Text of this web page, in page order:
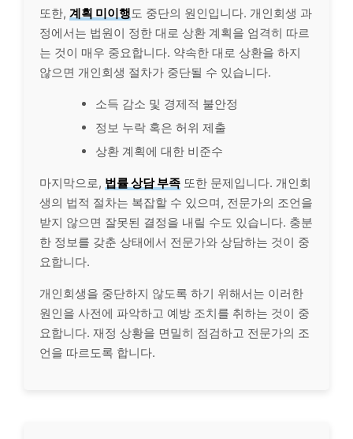
또한, 계획 미이행도 중단의 원인입니다. 개인회생 과
정에서는 법원이 정한 대로 상환 계획을 엄격히 따르
는 것이 매우 중요합니다. 약속한 대로 상환을 하지
않으면 개인회생 절차가 중단될 수 있습니다.
소득 감소 및 경제적 불안정
정보 누락 혹은 허위 제출
상환 계획에 대한 비준수
마지막으로, 법률 상담 부족 또한 문제입니다. 개인회
생의 법적 절차는 복잡할 수 있으며, 전문가의 조언을
받지 않으면 잘못된 결정을 내릴 수도 있습니다. 충분
한 정보를 갖춘 상태에서 전문가와 상담하는 것이 중
요합니다.
개인회생을 중단하지 않도록 하기 위해서는 이러한
원인을 사전에 파악하고 예방 조치를 취하는 것이 중
요합니다. 재정 상황을 면밀히 점검하고 전문가의 조
언을 따르도록 합니다.